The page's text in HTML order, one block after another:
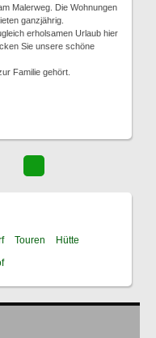
Malerweg. Die Wohnungen
ganzjährig.
erholsamen Urlaub hier
Sie unsere schöne
Familie gehört.
Touren
Hütte